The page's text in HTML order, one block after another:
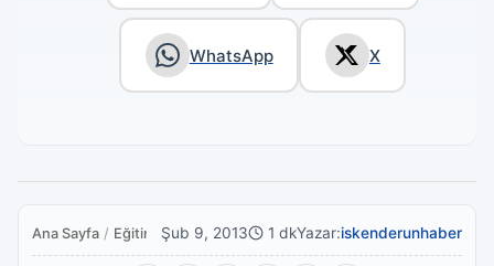
WhatsApp X
Ana Sayfa / Eğitim Şub 9, 2013 1 dkYazar:iskenderunhaber